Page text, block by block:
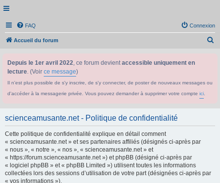
FAQ Connexion
Accueil du forum
Depuis le 1er avril 2022, ce forum devientaccessible uniquement en
lecture. (Voir ce message)
Il n'est plus possible de s'y inscrire, de s'y connecter, de poster de nouveaux messages ou
d'accéder à la messagerie privée. Vous pouvez demander à supprimer votre compte ici
scienceamusante.net - Politique de confidentialité
Cette politique de confidentialité explique en détail comment
« scienceamusante.net » et ses partenaires affiliés (désignés ci-après par
« nous », « notre », « nos », « scienceamusante.net » et
« https://forum.scienceamusante.net ») et phpBB (désigné ci-après par
« logiciel phpBB » et « phpBB Limited ») utilisent toutes les informations
collectées lors des sessions d’utilisation de votre part (désignées ci-après par
« vos informations »).